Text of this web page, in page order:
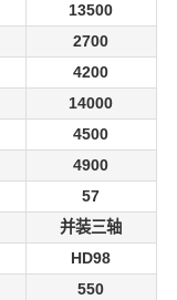
13500
2700
4200
14000
4500
4900
57
并装三轴
HD98
550